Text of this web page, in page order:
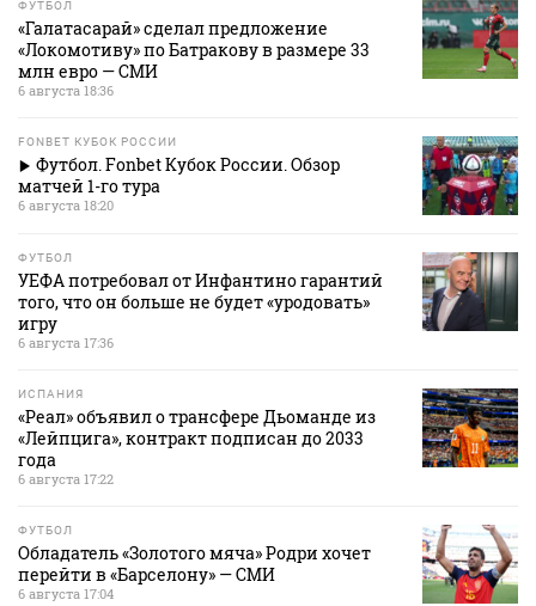
ФУТБОЛ
«Галатасарай» сделал предложение
«Локомотиву» по Батракову в размере 33
млн евро — СМИ
6 августа 18:36
FONBET КУБОК РОССИИ
Футбол. Fonbet Кубок России. Обзор
матчей 1-го тура
6 августа 18:20
ФУТБОЛ
УЕФА потребовал от Инфантино гарантий
того, что он больше не будет «уродовать»
игру
6 августа 17:36
ИСПАНИЯ
«Реал» объявил о трансфере Дьоманде из
«Лейпцига», контракт подписан до 2033
года
6 августа 17:22
ФУТБОЛ
Обладатель «Золотого мяча» Родри хочет
перейти в «Барселону» — СМИ
6 августа 17:04